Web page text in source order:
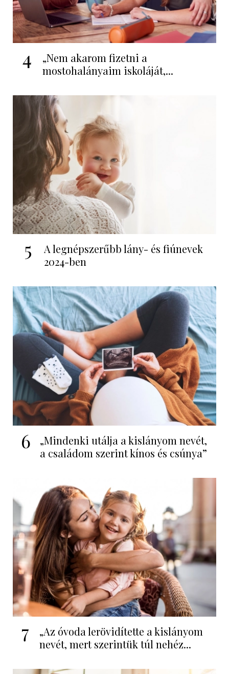
4
„Nem akarom fizetni a
mostohalányaim iskoláját,...
5
A legnépszerűbb lány- és fiúnevek
2024-ben
6
„Mindenki utálja a kislányom nevét,
a családom szerint kínos és csúnya”
7
„Az óvoda lerövidítette a kislányom
nevét, mert szerintük túl nehéz...